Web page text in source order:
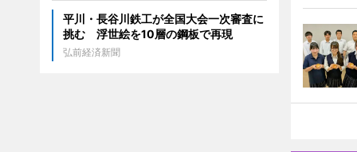
平川・長谷川鉄工が全国大会一次審査に
挑む 浮世絵を10層の鋼板で再現
弘前経済新聞